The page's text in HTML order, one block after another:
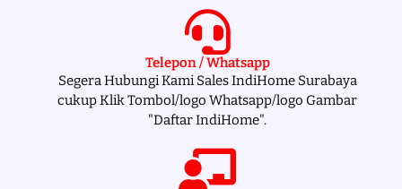
Telepon / Whatsapp
Segera Hubungi Kami Sales IndiHome Surabaya
cukup Klik Tombol/logo Whatsapp/logo Gambar
"Daftar IndiHome".